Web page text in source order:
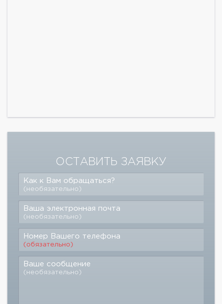
ОСТАВИТЬ ЗАЯВКУ
Как к Вам обращаться?
(необязательно)
Ваша электронная почта
(необязательно)
Номер Вашего телефона
(обязательно)
Ваше сообщение
(необязательно)